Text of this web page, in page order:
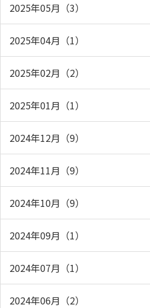
2025年05月（3）
2025年04月（1）
2025年02月（2）
2025年01月（1）
2024年12月（9）
2024年11月（9）
2024年10月（9）
2024年09月（1）
2024年07月（1）
2024年06月（2）